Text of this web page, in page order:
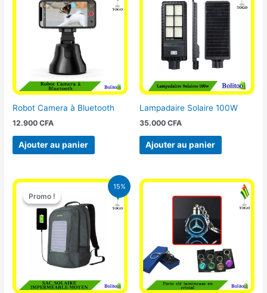
Robot Camera à Bluetooth
12.900CFA
Ajouter au panier
Lampadaire Solaire 100W
35.000 CFA
Ajouter au panier
15%
Promo !
Promo !
Le
prix
initial
était :
29.500 CFA.
Le
prix
actuel